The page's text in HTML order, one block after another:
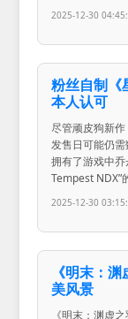
2025-12-30
粉丝自制《
本人认可
尽管顽皮狗新
发售日可能仍
拥有了游戏中
Tempest NDX”
2025-12-30
《明末：
美风景
《明末：渊虚